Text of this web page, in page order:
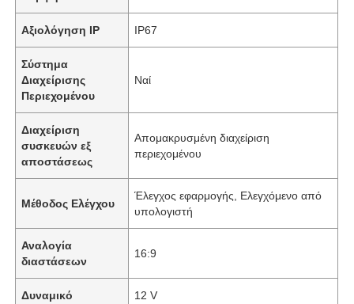
Αξιολόγηση IP IP67
Σύστημα
Διαχείρισης
Περιεχομένου
Ναί
Διαχείριση
συσκευών εξ
αποστάσεως
Απομακρυσμένη διαχείριση
περιεχομένου
Μέθοδος Ελέγχου
Έλεγχος εφαρμογής, Ελεγχόμενο από
υπολογιστή
Αναλογία
διαστάσεων
16:9
Δυναμικό 12 V